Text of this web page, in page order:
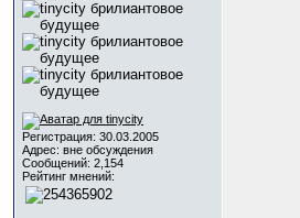
Регистрация: 30.03.2005
Адрес: вне обсуждения
Сообщений: 2,154
Рейтинг мнений: